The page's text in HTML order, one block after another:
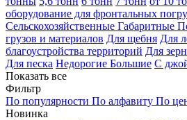
оборудование для фронтальных
Сельскохозяйственные Габаритные
грузов и материалов Для щебня Для
благоустройства территорий Для
Для песка Недорогие Большие С
Показать все
Фильтр
По популярности По алфавиту По
Новинка